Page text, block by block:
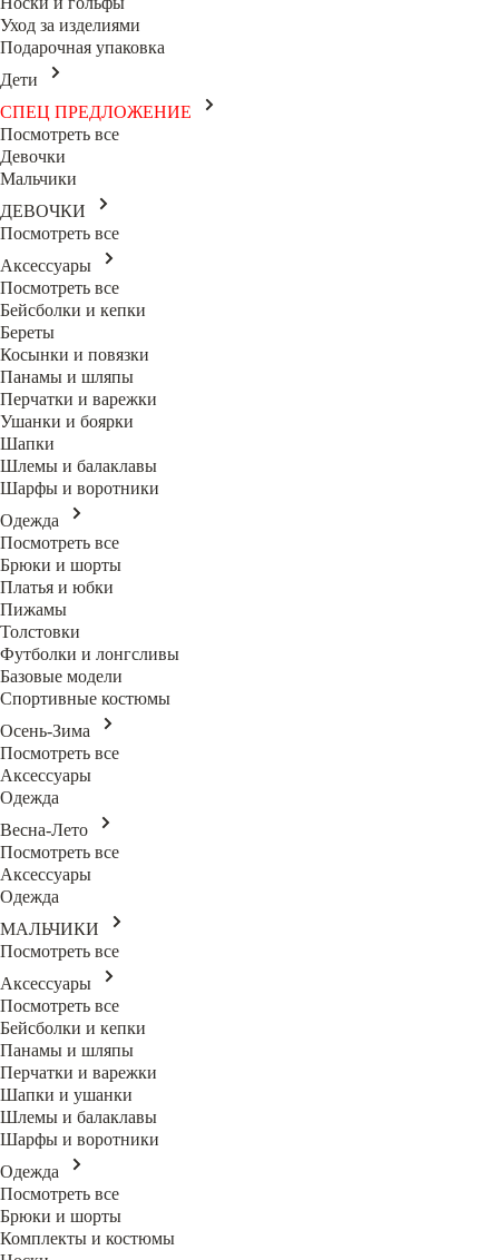
Уход за изделиями
Подарочная упаковка
Дети
СПЕЦ ПРЕДЛОЖЕНИЕ
Посмотреть все
Девочки
Мальчики
ДЕВОЧКИ
Посмотреть все
Аксессуары
Посмотреть все
Бейсболки и кепки
Береты
Косынки и повязки
Панамы и шляпы
Перчатки и варежки
Ушанки и боярки
Шапки
Шлемы и балаклавы
Шарфы и воротники
Одежда
Посмотреть все
Брюки и шорты
Платья и юбки
Пижамы
Толстовки
Футболки и лонгсливы
Базовые модели
Спортивные костюмы
Осень-Зима
Посмотреть все
Аксессуары
Одежда
Весна-Лето
Посмотреть все
Аксессуары
Одежда
МАЛЬЧИКИ
Посмотреть все
Аксессуары
Посмотреть все
Бейсболки и кепки
Панамы и шляпы
Перчатки и варежки
Шапки и ушанки
Шлемы и балаклавы
Шарфы и воротники
Одежда
Посмотреть все
Брюки и шорты
Комплекты и костюмы